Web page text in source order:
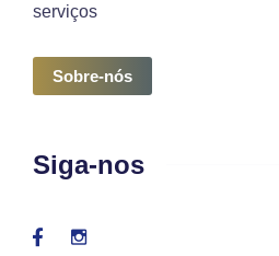
serviços
Sobre-nós
Siga-nos